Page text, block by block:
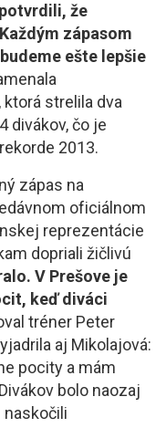
že
zápasom
ešte lepšie
ktorá strelila dva
divákov, čo je
2013.
zápas na
oficiálnom
reprezentácie
dopriali žičlivú
V Prešove je
keď diváci
tréner Peter
aj Mikolajová:
pocity a mám
bolo naozaj
naskočili